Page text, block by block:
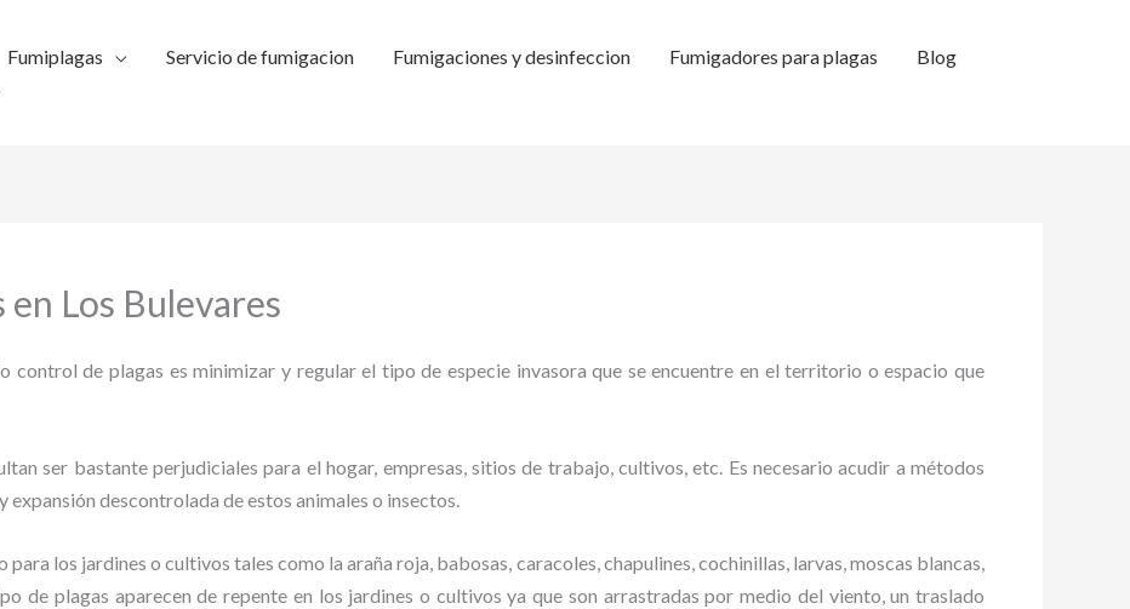
Fumiplagas Servicio de fumigacion Fumigaciones y desinfeccion Fumigadores para plagas
Blog
Los Bulevares
control de plagas es minimizar y regular el tipo de especie invasora que se encuentre en el territorio o espacio que
ser bastante perjudiciales para el hogar, empresas, sitios de trabajo, cultivos, etc. Es necesario acudir a métodos
descontrolada de estos animales o insectos.
para los jardines o cultivos tales como la araña roja, babosas, caracoles, chapulines, cochinillas, larvas, moscas blancas,
de plagas aparecen de repente en los jardines o cultivos ya que son arrastradas por medio del viento, un traslado